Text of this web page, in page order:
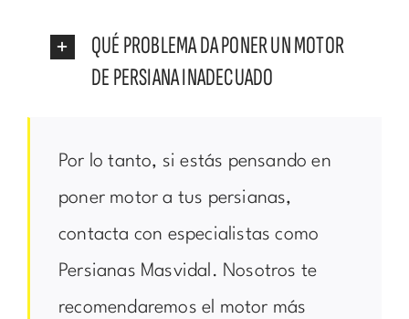
QUÉ PROBLEMA DA PONER UN MOTOR
DE PERSIANA INADECUADO
Por lo tanto, si estás pensando en
poner motor a tus persianas,
contacta con especialistas como
Persianas Masvidal. Nosotros te
recomendaremos el motor más